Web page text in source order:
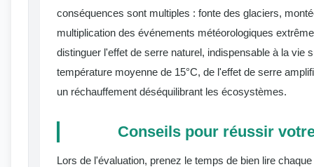
conséquences sont multiples : fonte des glaciers,
multiplication des événements météorologiques
distinguer l'effet de serre naturel, indispensable à la vie
température moyenne de 15°C, de l'effet de serre
un réchauffement déséquilibrant les écosystèmes.
Conseils pour réussir
Lors de l'évaluation, prenez le temps de bien lire